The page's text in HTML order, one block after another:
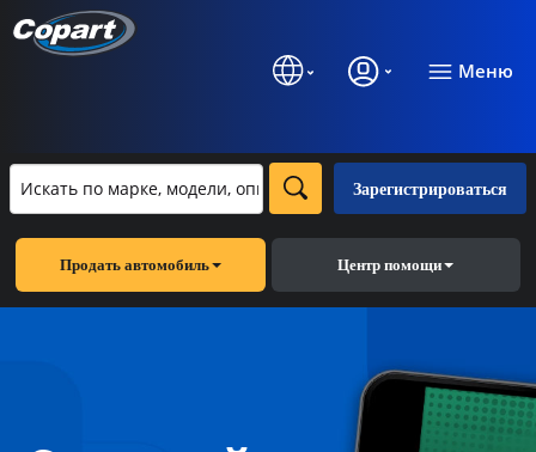
Меню
Зарегистрироваться
Продать автомобиль Центр помощи